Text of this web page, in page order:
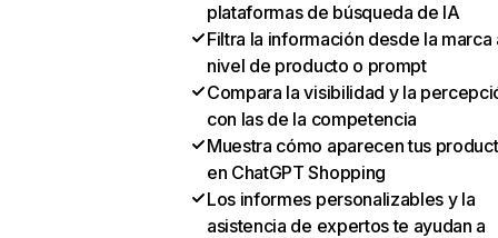
plataformas de búsqueda de IA
Filtra la información desde la marca
nivel de producto o prompt
Compara la visibilidad y la
con las de la competencia
Muestra cómo aparecen tus
en ChatGPT Shopping
Los informes personalizables y la
asistencia de expertos te ayudan a